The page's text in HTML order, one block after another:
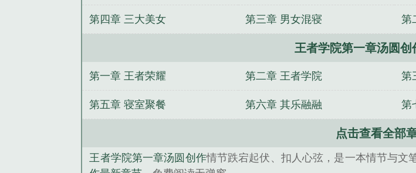
清一梦
长公主的彪悍生活 田园空间之农门贵女
第四章 三大美女 第三章 男女混寝 第
王者学院第一章汤圆
第一章 王者荣耀 第二章 王者学院 第
第五章 寝室聚餐 第六章 其乐融融 第
点击查看全部
王者学院第一章汤圆创作情节跌宕起伏、扣人心弦，是一本情节与文